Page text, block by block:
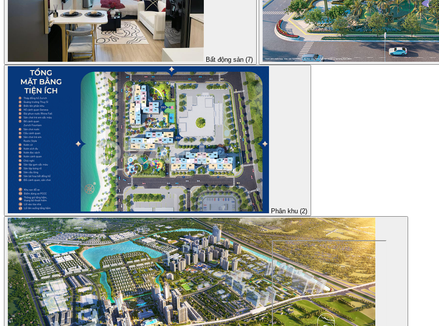
Bất động sản (7)
Phân khu (2)